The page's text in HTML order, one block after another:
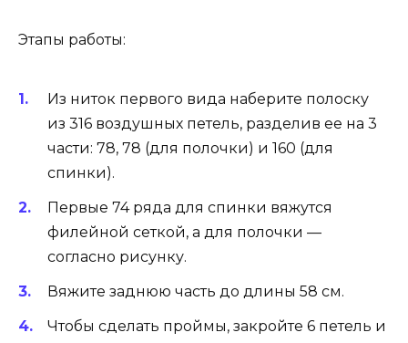
Этапы работы:
Из ниток первого вида наберите полоску
из 316 воздушных петель, разделив ее на 3
части: 78, 78 (для полочки) и 160 (для
спинки).
Первые 74 ряда для спинки вяжутся
филейной сеткой, а для полочки —
согласно рисунку.
Вяжите заднюю часть до длины 58 см.
Чтобы сделать проймы, закройте 6 петель и